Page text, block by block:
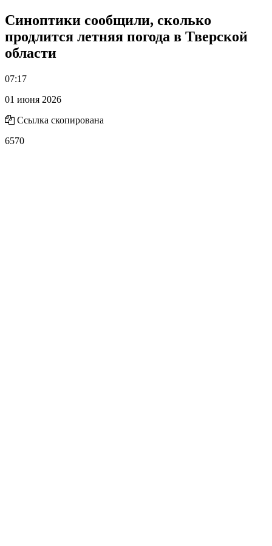
Синоптики сообщили, сколько
продлится летняя погода в Тверской
области
07:17
01 июня 2026
Ссылка скопирована
6570